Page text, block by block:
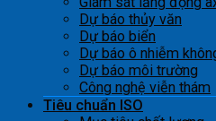
Dự báo thủy văn
Dự báo biển
Dự báo ô nhiễm
Dự báo môi trường
Công nghệ viễn thám
Tiêu chuẩn ISO